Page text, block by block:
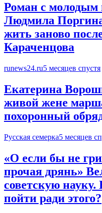
Роман с молодым
Людмила
жить заново
Караченцова
runews24.ru5 месяцев спустя
Екатерина
живой жене
похоронный
Русская семерка5 месяцев
«О если бы не
прочая дрянь»
советскую
пойти ради этого?